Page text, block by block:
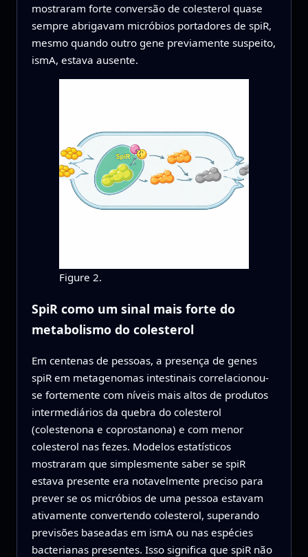
mostraram forte conversão de colesterol quase
sempre abrigavam micróbios portadores de spiR,
mesmo quando outro gene previamente suspeito,
ismA, estava ausente.
Figure 2.
SpiR como um sinal mais forte do
metabolismo do colesterol
Em centenas de pessoas, a presença de genes
spiR em metagenomas intestinais correlacionou-
se fortemente com níveis mais altos de produtos
intermediários da quebra do colesterol
(colestenona e coprostanona) e com menor
colesterol nas fezes. Modelos estatísticos
mostraram que simplesmente saber se spiR
estava presente era notavelmente preciso para
prever se os micróbios de uma pessoa estavam
ativamente convertendo colesterol, superando
previsões baseadas em ismA ou nas espécies
bacterianas presentes. Isso significa que spiR não